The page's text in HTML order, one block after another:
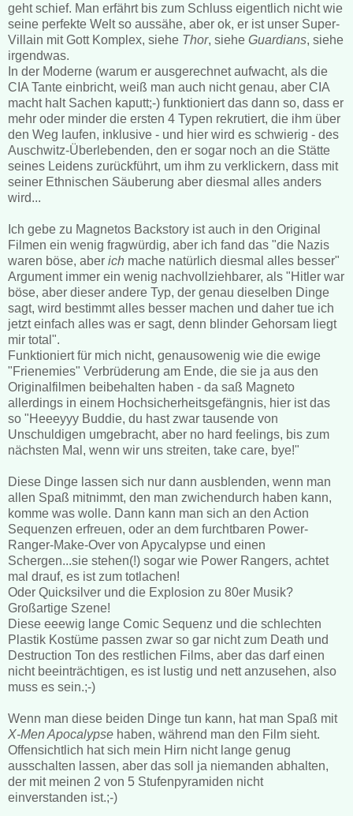
geht schief. Man erfährt bis zum Schluss eigentlich nicht wie
seine perfekte Welt so aussähe, aber ok, er ist unser Super-
Villain mit Gott Komplex, siehe Thor, siehe Guardians, siehe
irgendwas.
In der Moderne (warum er ausgerechnet aufwacht, als die
CIA Tante einbricht, weiß man auch nicht genau, aber CIA
macht halt Sachen kaputt;-) funktioniert das dann so, dass er
mehr oder minder die ersten 4 Typen rekrutiert, die ihm über
den Weg laufen, inklusive - und hier wird es schwierig - des
Auschwitz-Überlebenden, den er sogar noch an die Stätte
seines Leidens zurückführt, um ihm zu verklickern, dass mit
seiner Ethnischen Säuberung aber diesmal alles anders
wird...
Ich gebe zu Magnetos Backstory ist auch in den Original
Filmen ein wenig fragwürdig, aber ich fand das "die Nazis
waren böse, aber ich mache natürlich diesmal alles besser"
Argument immer ein wenig nachvollziehbarer, als "Hitler war
böse, aber dieser andere Typ, der genau dieselben Dinge
sagt, wird bestimmt alles besser machen und daher tue ich
jetzt einfach alles was er sagt, denn blinder Gehorsam liegt
mir total".
Funktioniert für mich nicht, genausowenig wie die ewige
"Frienemies" Verbrüderung am Ende, die sie ja aus den
Originalfilmen beibehalten haben - da saß Magneto
allerdings in einem Hochsicherheitsgefängnis, hier ist das
so "Heeeyyy Buddie, du hast zwar tausende von
Unschuldigen umgebracht, aber no hard feelings, bis zum
nächsten Mal, wenn wir uns streiten, take care, bye!"
Diese Dinge lassen sich nur dann ausblenden, wenn man
allen Spaß mitnimmt, den man zwichendurch haben kann,
komme was wolle. Dann kann man sich an den Action
Sequenzen erfreuen, oder an dem furchtbaren Power-
Ranger-Make-Over von Apycalypse und einen
Schergen...sie stehen(!) sogar wie Power Rangers, achtet
mal drauf, es ist zum totlachen!
Oder Quicksilver und die Explosion zu 80er Musik?
Großartige Szene!
Diese eeewig lange Comic Sequenz und die schlechten
Plastik Kostüme passen zwar so gar nicht zum Death und
Destruction Ton des restlichen Films, aber das darf einen
nicht beeinträchtigen, es ist lustig und nett anzusehen, also
muss es sein.;-)
Wenn man diese beiden Dinge tun kann, hat man Spaß mit
X-Men Apocalypse haben, während man den Film sieht.
Offensichtlich hat sich mein Hirn nicht lange genug
ausschalten lassen, aber das soll ja niemanden abhalten,
der mit meinen 2 von 5 Stufenpyramiden nicht
einverstanden ist.;-)